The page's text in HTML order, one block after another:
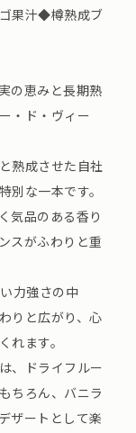
果汁◆樽熟成ブ
の恵みと長期熟
・ド・ヴィー
熟成させた自社
別な一本です。
気品のある香り
スがふわりと重
力強さの中
りと広がり、心
れます。
、ドライフルー
ちろん、バニラ
ザートとして楽